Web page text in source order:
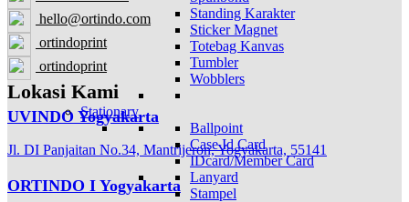
Standing Karakter
Sticker Magnet
Totebag Kanvas
Tumbler
Wobblers
Stationary
Ballpoint
Case Id Card
IDcard/Member Card
Lanyard
Stampel
hello@ortindo.com
ortindoprint
ortindoprint
Lokasi Kami
UVINDO Yogyakarta
Jl. DI Panjaitan No.34, Mantrijeron, Yogyakarta, 55141
ORTINDO I Yogyakarta